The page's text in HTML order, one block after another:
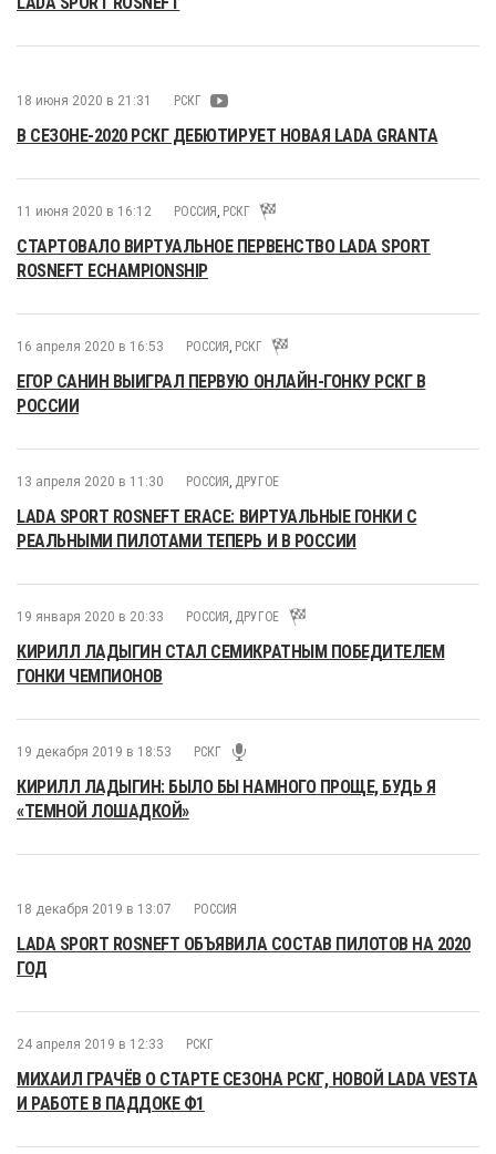
18 июня 2020 в 21:31 РСКГ
В СЕЗОНЕ-2020 РСКГ ДЕБЮТИРУЕТ НОВАЯ LADA GRANTA
11 июня 2020 в 16:12 РОССИЯ , РСКГ
СТАРТОВАЛО ВИРТУАЛЬНОЕ ПЕРВЕНСТВО LADA SPORT
ROSNEFT ECHAMPIONSHIP
16 апреля 2020 в 16:53 РОССИЯ , РСКГ
ЕГОР САНИН ВЫИГРАЛ ПЕРВУЮ ОНЛАЙН-ГОНКУ РСКГ В
РОССИИ
13 апреля 2020 в 11:30 РОССИЯ , ДРУГОЕ
LADA SPORT ROSNEFT ERACE: ВИРТУАЛЬНЫЕ ГОНКИ С
РЕАЛЬНЫМИ ПИЛОТАМИ ТЕПЕРЬ И В РОССИИ
19 января 2020 в 20:33 РОССИЯ , ДРУГОЕ
КИРИЛЛ ЛАДЫГИН СТАЛ СЕМИКРАТНЫМ ПОБЕДИТЕЛЕМ
ГОНКИ ЧЕМПИОНОВ
19 декабря 2019 в 18:53 РСКГ
КИРИЛЛ ЛАДЫГИН: БЫЛО БЫ НАМНОГО ПРОЩЕ, БУДЬ Я
«ТЕМНОЙ ЛОШАДКОЙ»
18 декабря 2019 в 13:07 РОССИЯ
LADA SPORT ROSNEFT ОБЪЯВИЛА СОСТАВ ПИЛОТОВ НА 2020
ГОД
24 апреля 2019 в 12:33 РСКГ
МИХАИЛ ГРАЧЁВ О СТАРТЕ СЕЗОНА РСКГ, НОВОЙ LADA VESTA
И РАБОТЕ В ПАДДОКЕ Ф1